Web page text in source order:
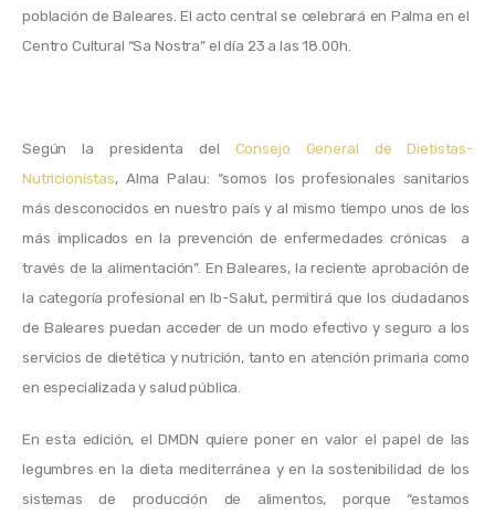
población de Baleares. El acto central se celebrará en Palma en el
Centro Cultural “Sa Nostra” el día 23 a las 18.00h.
Según la presidenta del Consejo General de Dietistas-
Nutricionistas, Alma Palau: “somos los profesionales sanitarios
más desconocidos en nuestro país y al mismo tiempo unos de los
más implicados en la prevención de enfermedades crónicas  a
través de la alimentación”. En Baleares, la reciente aprobación de
la categoría profesional en Ib-Salut, permitirá que los ciudadanos
de Baleares puedan acceder de un modo efectivo y seguro a los
servicios de dietética y nutrición, tanto en atención primaria como
en especializada y salud pública.
En esta edición, el DMDN quiere poner en valor el papel de las
legumbres en la dieta mediterránea y en la sostenibilidad de los
sistemas de producción de alimentos, porque “estamos